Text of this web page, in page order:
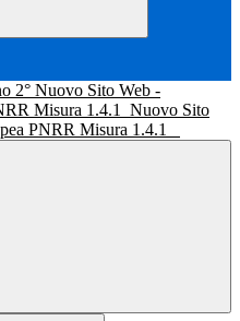
Nuovo Sito Web -
Misura 1.4.1
Nuovo Sito
PNRR Misura 1.4.1